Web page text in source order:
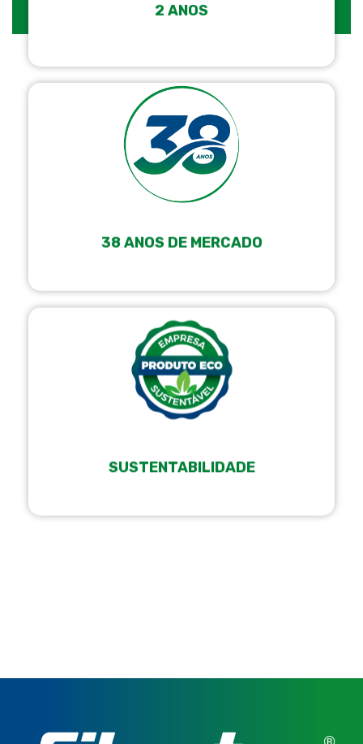
2 ANOS
38 ANOS DE MERCADO
SUSTENTABILIDADE